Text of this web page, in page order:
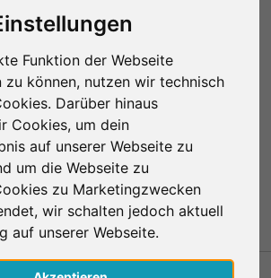
Funktion der Webseite
zu können, nutzen wir technisch
Darüber hinaus
Cookies, um dein
auf unserer Webseite zu
um die Webseite zu
zu Marketingzwecken
wir schalten jedoch aktuell
auf unserer Webseite.
Ranking. Je besser deine
Anders formuliert: Je mehr du
desto mehr Unterstützung
, um bei SurveyCircle
finden und spannende
zu unterstützen.
R 4
Forschung entdecken
FAQ
Kostenlos registrieren
Anmelden
English
Nederlands